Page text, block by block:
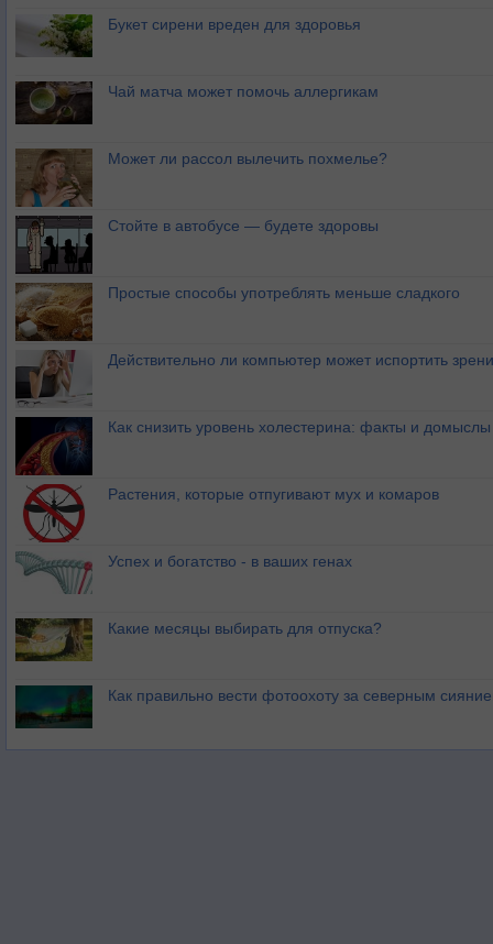
Букет сирени вреден для здоровья
Чай матча может помочь аллергикам
Может ли рассол вылечить похмелье?
Стойте в автобусе — будете здоровы
Простые способы употреблять меньше сладкого
Действительно ли компьютер может испортить
Как снизить уровень холестерина: факты и домыслы
Растения, которые отпугивают мух и комаров
Успех и богатство - в ваших генах
Какие месяцы выбирать для отпуска?
Как правильно вести фотоохоту за северным